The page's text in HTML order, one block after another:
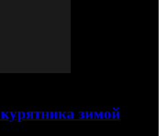
зимой